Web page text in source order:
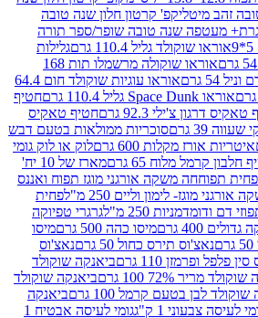
קפ' קרטון חלון שנה טובה
שנה טובה שופר/ספר תורה
גליל 110.4 גרם
גלילות
אוראו שוקולה מרשמלו תות 168
אוראו עוגיות שוקולד חום 64.4
חטיף
92.3 גרם
חטיף טאקיס
סוכריות ממולאות בטעם דבש
600 גרם
לוק או לוק גומי
65 גרם
מארז של 10 יח'
משקה אורגני מוגז תפוח ואננס
וליים 250 מ"ל
פחית
250 מ"ל
גרגרי טפיוקה
מיסו כהה 500 גרם
מיסו
תירס כחול 50 גרם
נאצ'וס
גרם
ביאנקה שוקולד
גרם
ביאנקה שוקולד
קרמל 100 גרם
ביאנקה
1 ק"ג גומי לעיסה אבטיח 1